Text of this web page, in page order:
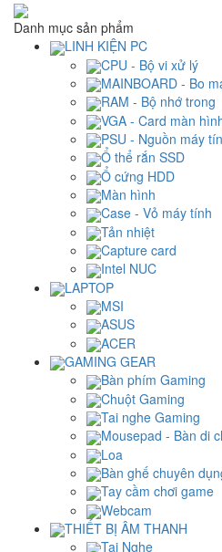
Danh mục sản phẩm
LINH KIỆN PC
CPU - Bộ vi xử lý
MAINBOARD - Bo
RAM - Bộ nhớ trong
VGA - Card màn
PSU - Nguồn máy
Ổ thể rắn SSD
Ổ cứng HDD
Màn hình
Case - Vỏ máy tính
Tản nhiệt
Capture card
Intel NUC
LAPTOP
MSI
ASUS
ACER
GAMING GEAR
Bàn phím Gaming
Chuột Gaming
Tai nghe Gaming
Mousepad - Bàn di
Loa
Bàn ghế chuyên
Tay cầm chơi game
Webcam
THIẾT BỊ ÂM THANH
Tai Nghe